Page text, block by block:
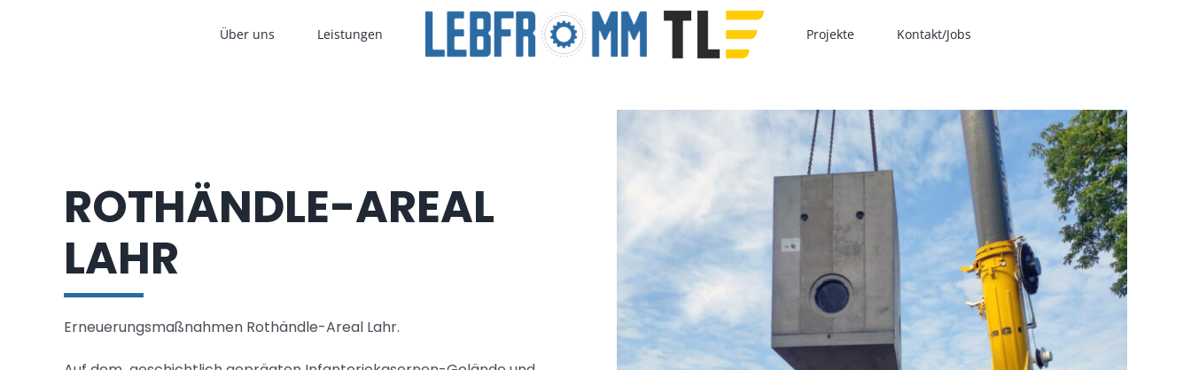
Über uns Leistungen Projekte Kontakt/Jobs
ROTHÄNDLE-AREAL
LAHR
Erneuerungsmaßnahmen Rothändle-Areal Lahr.